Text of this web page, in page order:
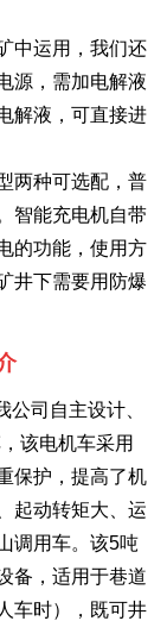
中运用，我们还
源，需加电解液
解液，可直接进
两种可选配，普
智能充电机自带
的功能，使用方
井下需要用防爆
司自主设计、
该电机车采用
保护，提高了机
起动转矩大、运
调用车。该5吨
备，适用于巷道
车时），既可井